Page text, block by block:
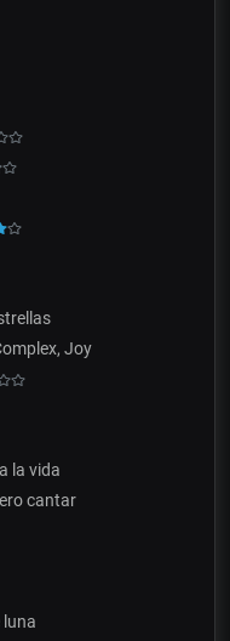
Joy
la vida
cantar
luna